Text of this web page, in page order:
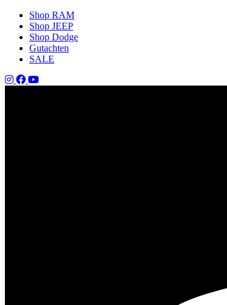
Shop RAM
Shop JEEP
Shop Dodge
Gutachten
SALE